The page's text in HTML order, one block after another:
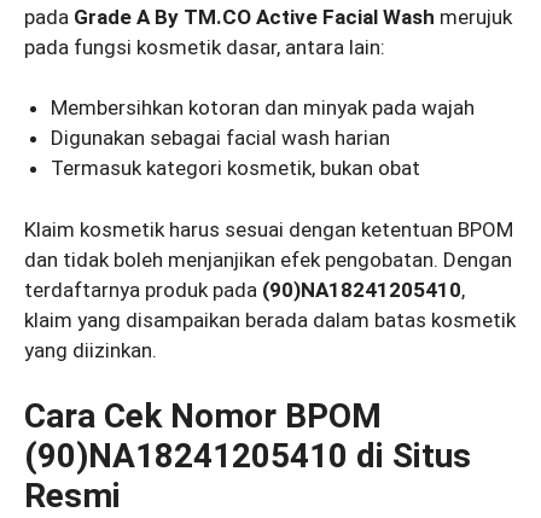
pada Grade A By TM.CO Active Facial Wash merujuk
pada fungsi kosmetik dasar, antara lain:
Membersihkan kotoran dan minyak pada wajah
Digunakan sebagai facial wash harian
Termasuk kategori kosmetik, bukan obat
Klaim kosmetik harus sesuai dengan ketentuan BPOM
dan tidak boleh menjanjikan efek pengobatan. Dengan
terdaftarnya produk pada (90)NA18241205410,
klaim yang disampaikan berada dalam batas kosmetik
yang diizinkan.
Cara Cek Nomor BPOM
(90)NA18241205410 di Situs
Resmi